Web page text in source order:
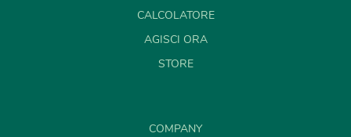
CALCOLATORE
AGISCI ORA
STORE
COMPANY